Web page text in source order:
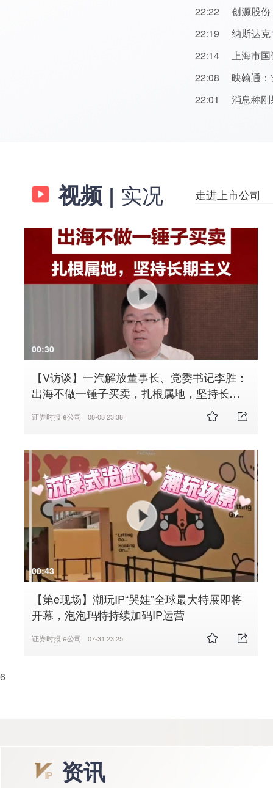
22:22
创源股
22:19
纳斯达
22:14
上海市
22:08
映翰通：
22:01
消息称刚
视频 | 实况 走进上市公司
00:30
【V访谈】一汽解放董事长、党委书记李胜：
出海不做一锤子买卖，扎根属地，坚持长期
证券时报·e公司 08-03 23:38
00:43
【第e现场】潮玩IP“哭娃”全球最大特展即将
开幕，泡泡玛特持续加码IP运营
证券时报·e公司 07-31 23:25
6
资讯